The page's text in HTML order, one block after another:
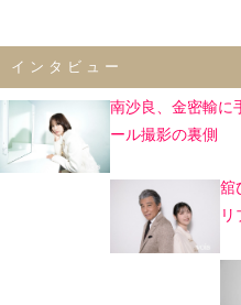
インタビュー
南沙良、金密輸
ール撮影の裏側
舘